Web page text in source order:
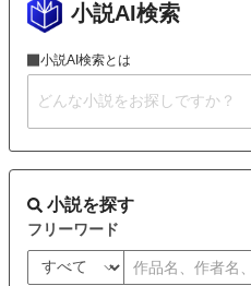
小説AI検索
小説AI検索とは
小説を探す
フリーワード